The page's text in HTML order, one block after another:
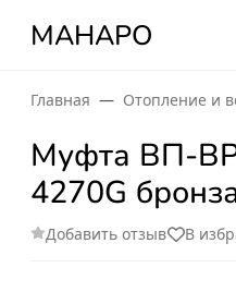
МАНАРО
Главная Отопление и
Муфта ВП-
4270G
Добавить отзыв В